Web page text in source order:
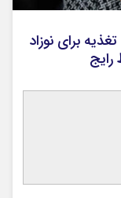
برای نوزاد
رایج